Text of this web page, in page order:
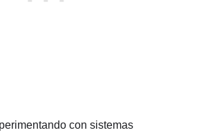
con sistemas